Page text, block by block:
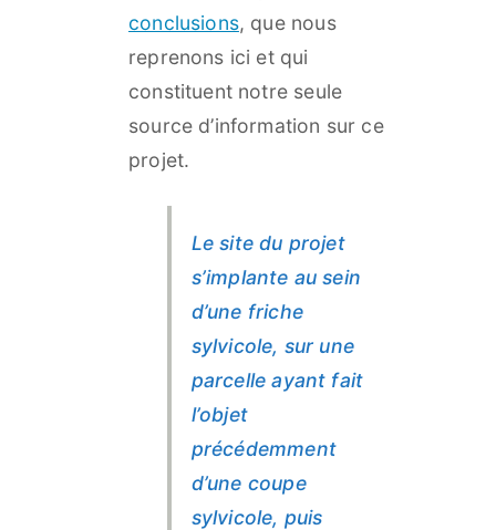
conclusions, que nous
reprenons ici et qui
constituent notre seule
source d’information sur ce
projet.
Le site du projet
s’implante au sein
d’une friche
sylvicole, sur une
parcelle ayant fait
l’objet
précédemment
d’une coupe
sylvicole, puis